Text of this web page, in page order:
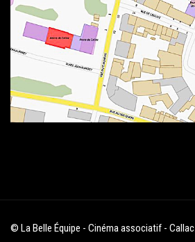
© La Belle Équipe - Cinéma associatif - Callac